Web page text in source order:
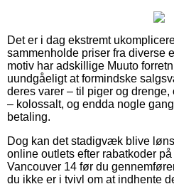
Det er i dag ekstremt
sammenholde priser fra diverse
motiv har adskillige Muuto
uundgåeligt at formindske
deres varer – til piger og
– kolossalt, og endda nogle
betaling.
Dog kan det stadigvæk blive
online outlets efter rabatkoder
Vancouver 14 før du
du ikke er i tvivl om at indhente